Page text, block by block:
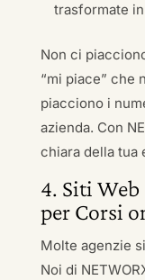
trasformate
Non ci
“mi piace” che
piacciono i
azienda. Con
chiara della tua
4. Siti
per Corsi
Molte agenzie
Noi di